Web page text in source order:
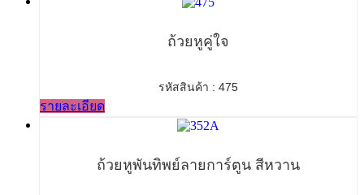
ถ้วยหูคู่ใจ
รหัสสินค้า : 475
รายละเอียด
ถ้วยหูพันทิพย์ลายการ์ตูน สีหวาน